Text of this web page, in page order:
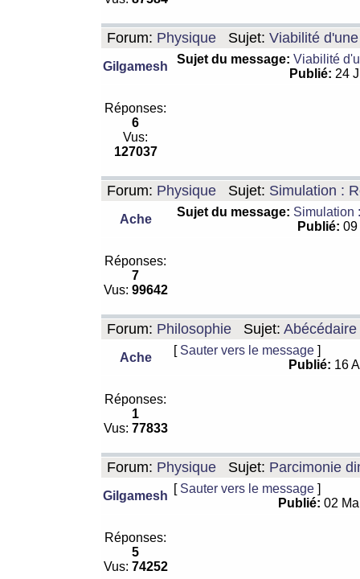
Forum: Physique Sujet: Viabilité
Gilgamesh
Sujet du message: Viabilité
Publié: 24
Réponses:
6
Vus:
127037
Forum: Physique Sujet: Simulation :
Ache
Sujet du message: Simulation
Publié:
Réponses:
7
Vus: 99642
Forum: Philosophie Sujet: Abécédaire
Ache
[ Sauter vers le message ]
Publié: 16
Réponses:
1
Vus: 77833
Forum: Physique Sujet: Parcimonie
Gilgamesh
[ Sauter vers le message ]
Publié: 02
Réponses:
5
Vus: 74252